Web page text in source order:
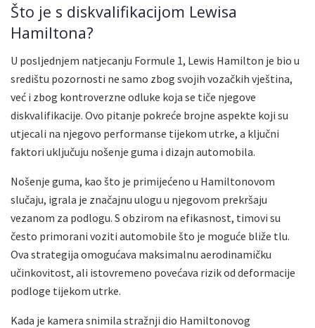
Što je s diskvalifikacijom Lewisa
Hamiltona?
U posljednjem natjecanju Formule 1, Lewis Hamilton je bio u
središtu pozornosti ne samo zbog svojih vozačkih vještina,
već i zbog kontroverzne odluke koja se tiče njegove
diskvalifikacije. Ovo pitanje pokreće brojne aspekte koji su
utjecali na njegovo performanse tijekom utrke, a ključni
faktori uključuju nošenje guma i dizajn automobila.
Nošenje guma, kao što je primijećeno u Hamiltonovom
slučaju, igrala je značajnu ulogu u njegovom prekršaju
vezanom za podlogu. S obzirom na efikasnost, timovi su
često primorani voziti automobile što je moguće bliže tlu.
Ova strategija omogućava maksimalnu aerodinamičku
učinkovitost, ali istovremeno povećava rizik od deformacije
podloge tijekom utrke.
Kada je kamera snimila stražnji dio Hamiltonovog